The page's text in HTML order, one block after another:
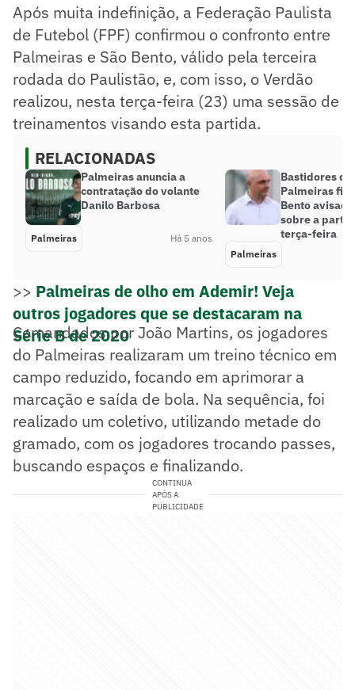
Após muita indefinição, a Federação Paulista
de Futebol (FPF) confirmou o confronto entre
Palmeiras e São Bento, válido pela terceira
rodada do Paulistão, e, com isso, o Verdão
realizou, nesta terça-feira (23) uma sessão de
treinamentos visando esta partida.
RELACIONADAS
Palmeiras anuncia a
contratação do volante
Danilo Barbosa
Palmeiras Há 5 anos
Bastidores
Palmeiras
Bento
sobre a
terça-feira
Palmeiras
>> Palmeiras de olho em Ademir! Veja
outros jogadores que se destacaram na
Série B de 2020
Comandados por João Martins, os jogadores
do Palmeiras realizaram um treino técnico em
campo reduzido, focando em aprimorar a
marcação e saída de bola. Na sequência, foi
realizado um coletivo, utilizando metade do
gramado, com os jogadores trocando passes,
buscando espaços e finalizando.
CONTINUA
APÓS A
PUBLICIDADE